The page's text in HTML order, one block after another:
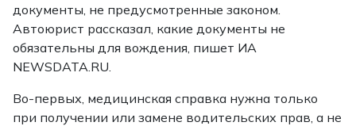
документы, не предусмотренные законом.
Автоюрист рассказал, какие документы не
обязательны для вождения, пишет ИА
NEWSDATA.RU.
Во-первых, медицинская справка нужна только
при получении или замене водительских прав, а не